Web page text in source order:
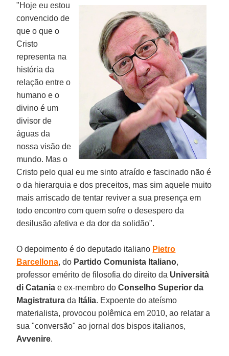
"Hoje eu estou
convencido de
que o que o
Cristo
representa na
história da
relação entre o
humano e o
divino é um
divisor de
águas da
nossa visão de
mundo. Mas o
Cristo pelo qual eu me sinto atraído e fascinado não é
o da hierarquia e dos preceitos, mas sim aquele muito
mais arriscado de tentar reviver a sua presença em
todo encontro com quem sofre o desespero da
desilusão afetiva e da dor da solidão".
O depoimento é do deputado italiano Pietro
Barcellona, do Partido Comunista Italiano,
professor emérito de filosofia do direito da Università
di Cataniae ex-membro doConselho Superior da
Magistraturada Itália. Expoente do ateísmo
materialista, provocou polêmica em 2010, ao relatar a
sua "conversão" ao jornal dos bispos italianos,
Avvenire.